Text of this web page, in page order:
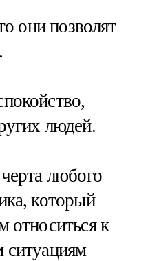
они позволят
людей.
любого
который
относиться к